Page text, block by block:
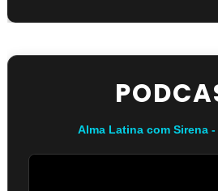
Alma Latina com Sirena